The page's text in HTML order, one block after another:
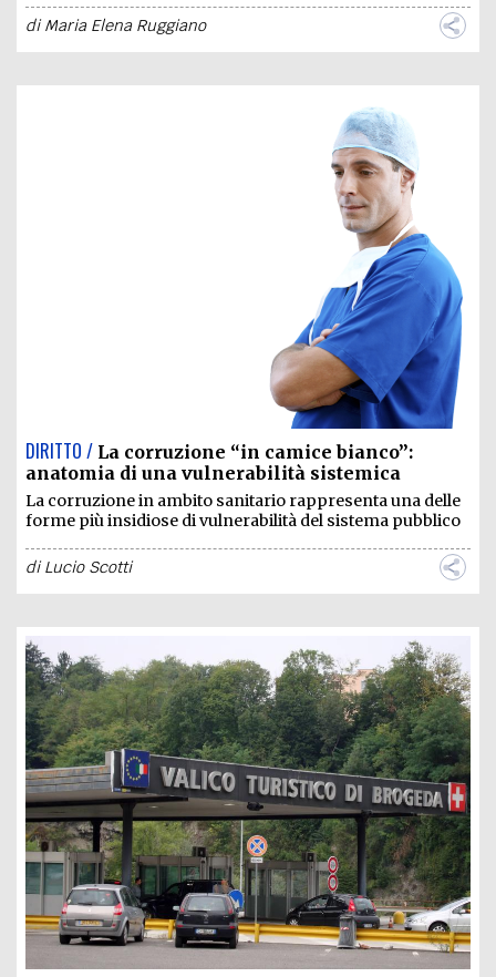
diMaria Elena Ruggiano
DIRITTO / La corruzione “in camice bianco”:
anatomia di una vulnerabilità sistemica
La corruzione in ambito sanitario rappresenta una delle
forme più insidiose di vulnerabilità del sistema pubblico
diLucio Scotti